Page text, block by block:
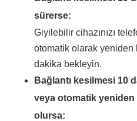
sürerse:
Giyilebilir cihazınızı
otomatik olarak yeniden
dakika bekleyin.
Bağlantı kesilmesi 10
veya otomatik yeniden
olursa: